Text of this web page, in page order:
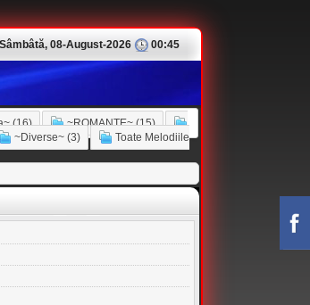
Sâmbâtă, 08-August-2026 00:45
(16)
~ROMANTE~ (15)
~Diverse~ (3)
Toate Melodiile